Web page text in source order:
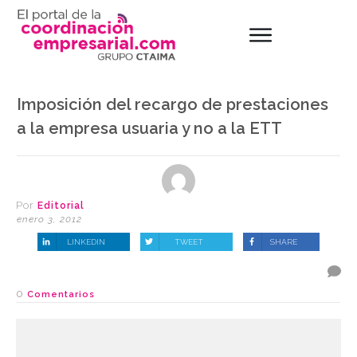
Imposición del recargo de prestaciones
a la empresa usuaria y no a la ETT
Por Editorial
enero 3, 2012
LINKEDIN TWEET SHARE
0 Comentarios